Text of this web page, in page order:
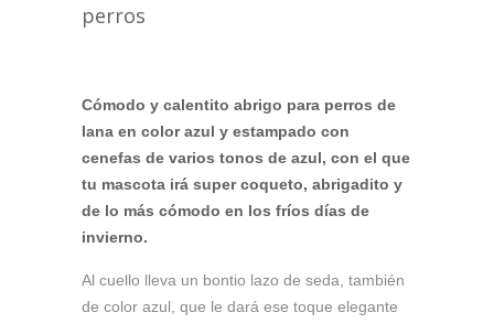
perros
Cómodo y calentito abrigo para perros de
lana en color azul y estampado con
cenefas de varios tonos de azul, con el que
tu mascota irá super coqueto, abrigadito y
de lo más cómodo en los fríos días de
invierno.
Al cuello lleva un bontio lazo de seda, también
de color azul, que le dará ese toque elegante